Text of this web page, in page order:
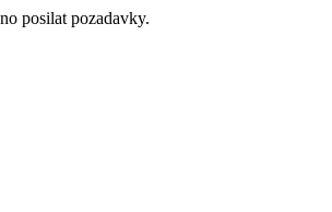
posilat pozadavky.